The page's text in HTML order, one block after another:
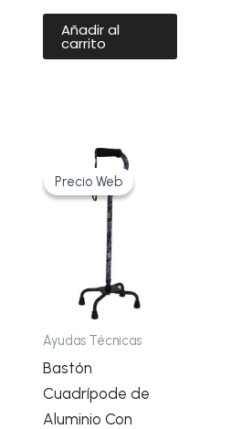
Añadir al
carrito
Precio Web
Precio Web
Ayudas Técnicas
Bastón
Cuadrípode de
Aluminio Con
El
precio
original
era:
41,58€.
El
precio
actual